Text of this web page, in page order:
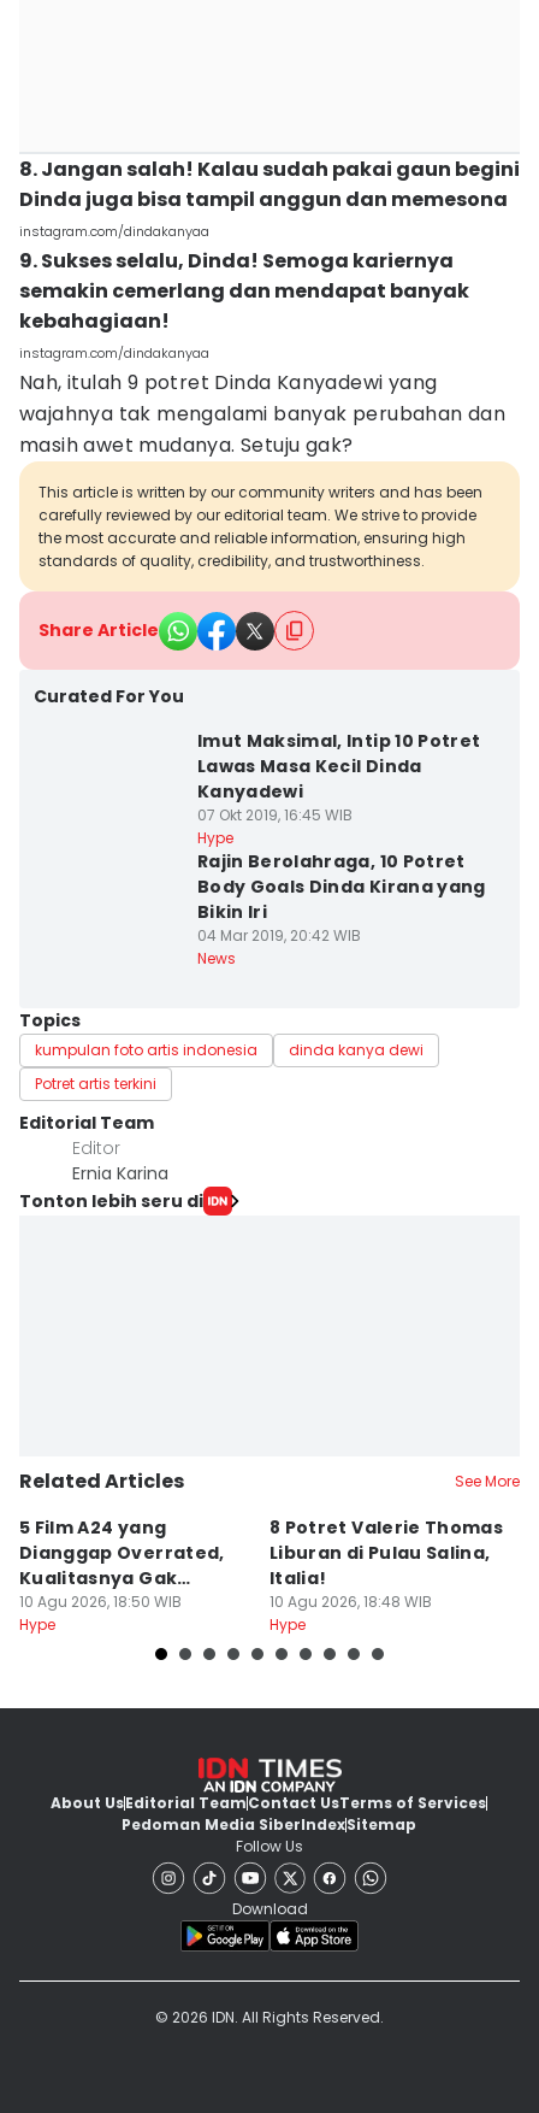
8. Jangan salah! Kalau sudah pakai gaun begini
Dinda juga bisa tampil anggun dan memesona
instagram.com/dindakanyaa
9. Sukses selalu, Dinda! Semoga kariernya
semakin cemerlang dan mendapat banyak
kebahagiaan!
instagram.com/dindakanyaa
Nah, itulah 9 potret Dinda Kanyadewi yang
wajahnya tak mengalami banyak perubahan dan
masih awet mudanya. Setuju gak?
This article is written by our community writers and has been
carefully reviewed by our editorial team. We strive to provide
the most accurate and reliable information, ensuring high
standards of quality, credibility, and trustworthiness.
Share Article
Curated For You
Imut Maksimal, Intip 10 Potret
Lawas Masa Kecil Dinda
Kanyadewi
07 Okt 2019, 16:45 WIB
Hype
Rajin Berolahraga, 10 Potret
Body Goals Dinda Kirana yang
Bikin Iri
04 Mar 2019, 20:42 WIB
News
Topics
kumpulan foto artis indonesia
dinda kanya dewi
Potret artis terkini
Editorial Team
Editor
Ernia Karina
Tonton lebih seru di
Related Articles See More
5 Film A24 yang
Dianggap Overrated,
Kualitasnya Gak
Sebanding?
10 Agu 2026, 18:50 WIB
Hype
8 Potret Valerie Thomas
Liburan di Pulau Salina,
Italia!
10 Agu 2026, 18:48 WIB
Hype
About UsEditorial TeamContact UsTerms of Services
Pedoman Media SiberIndexSitemap
Follow Us
Download
© 2026 IDN. All Rights Reserved.